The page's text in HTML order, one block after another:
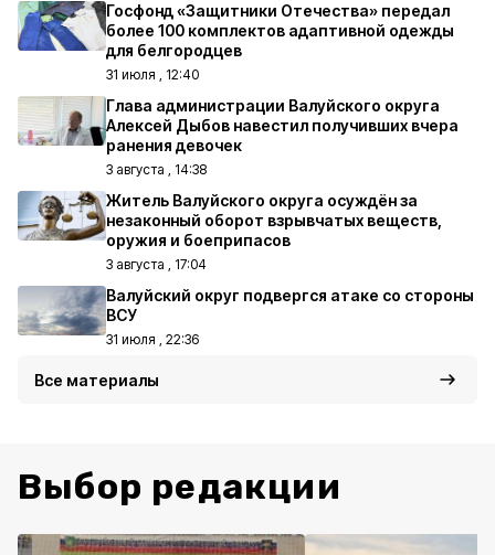
Госфонд «Защитники Отечества» передал
более 100 комплектов адаптивной одежды
для белгородцев
31 июля , 12:40
Глава администрации Валуйского округа
Алексей Дыбов навестил получивших вчера
ранения девочек
3 августа , 14:38
Житель Валуйского округа осуждён за
незаконный оборот взрывчатых веществ,
оружия и боеприпасов
3 августа , 17:04
Валуйский округ подвергся атаке со стороны
ВСУ
31 июля , 22:36
Все материалы
Выбор редакции